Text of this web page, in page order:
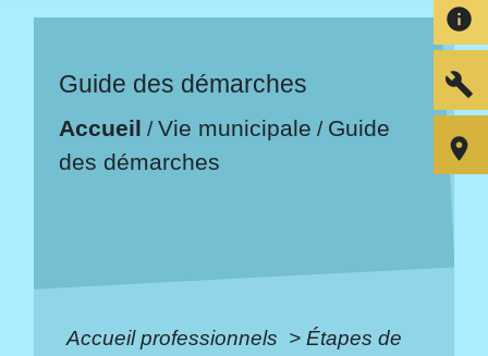
Guide des démarches
Accueil /Vie municipale / Guide
des démarches
Accueil professionnels > Étapes de
info
build
room